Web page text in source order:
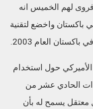
لهم الخميس انه
واخضع لتقنية
العام 2003.
حول استخدام
الحادي عشر من
أول معتقل يسمح له بأن